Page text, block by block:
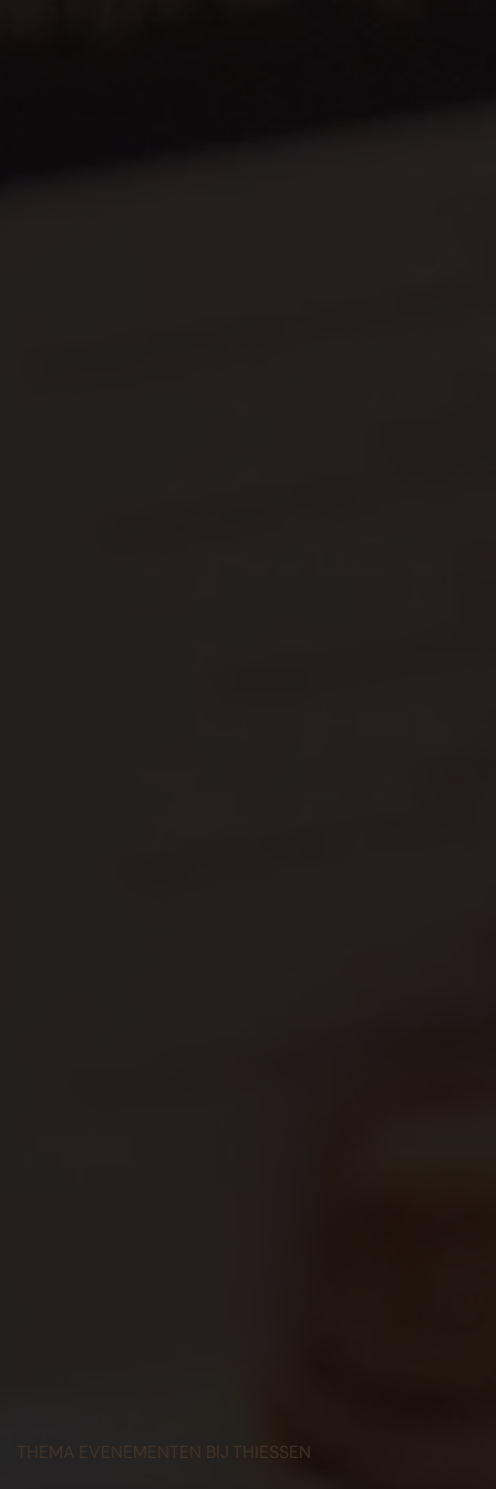
THEMA EVENEMENTEN BIJ THIESSEN